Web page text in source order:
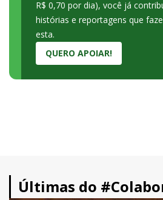
R$ 0,70 por dia), você já
histórias e reportagens que
esta.
QUERO APOIAR!
Últimas do